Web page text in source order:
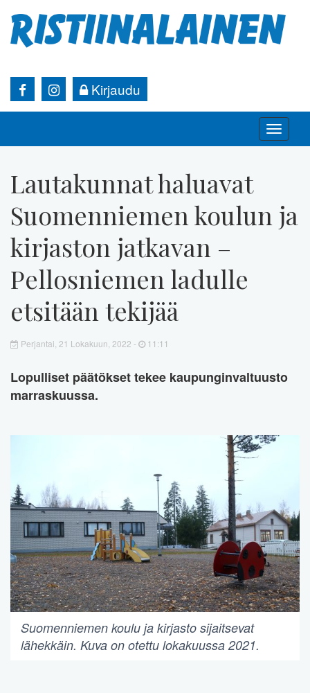
Kirjaudu
Toggle
Lautakunnat haluavat
Suomenniemen koulun ja
kirjaston jatkavan –
Pellosniemen ladulle
etsitään tekijää
Perjantai, 21 Lokakuun, 2022 - 11:11
Lopulliset päätökset tekee kaupunginvaltuusto
marraskuussa.
Suomenniemen koulu ja kirjasto sijaitsevat
lähekkäin. Kuva on otettu lokakuussa 2021.